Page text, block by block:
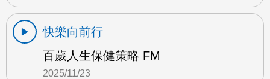
快樂向前行
百歲人生保健策略 FM
2025/11/23